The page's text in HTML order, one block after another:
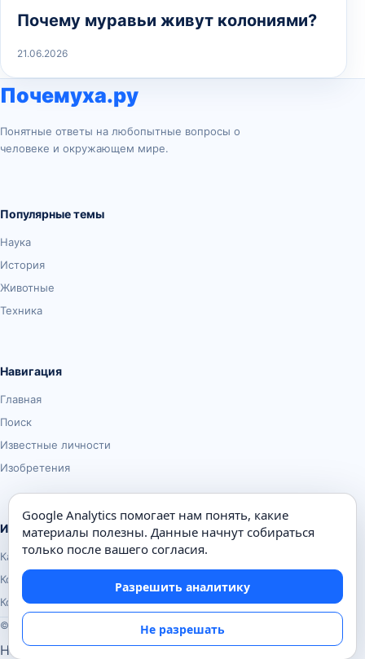
Почему муравьи живут колониями?
21.06.2026
Почемуха.ру
Понятные ответы на любопытные вопросы о
человеке и окружающем мире.
Популярные темы
Наука
История
Животные
Техника
Навигация
Главная
Поиск
Известные личности
Изобретения
Информация
Карта сайта
Контакты
Конфиденциальность
© Почемуха.ру, 2010–2026
Настройки аналитики
Google Analytics помогает нам понять, какие
материалы полезны. Данные начнут собираться
только после вашего согласия.
Разрешить аналитику
Не разрешать